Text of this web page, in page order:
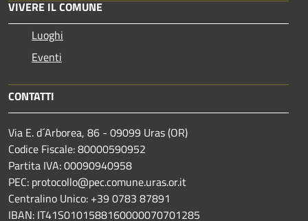
VIVERE IL COMUNE
Luoghi
Eventi
CONTATTI
Via E. d´Arborea, 86 - 09099 Uras (OR)
Codice Fiscale: 80000590952
Partita IVA: 00090940958
PEC: protocollo@pec.comune.uras.or.it
Centralino Unico: +39 0783 87891
IBAN: IT41S0101588160000070701285